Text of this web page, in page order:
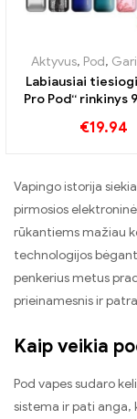
Aktyvus, Pod,
Labiausiai
Pro Pod“ rinkinys
didmeninė
€19.94
Vapingo istorija
pirmosios
rūkantiems mažiau
technologijos
penkerius metus
prieinamesnis ir
Kaip veikia
Pod vapes sudaro
sistema ir pati anga,